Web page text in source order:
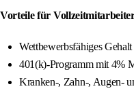
Vorteile für
Wettbewerbsfähiges
401(k)-Programm mit 4%
Kranken-, Zahn-, Augen-